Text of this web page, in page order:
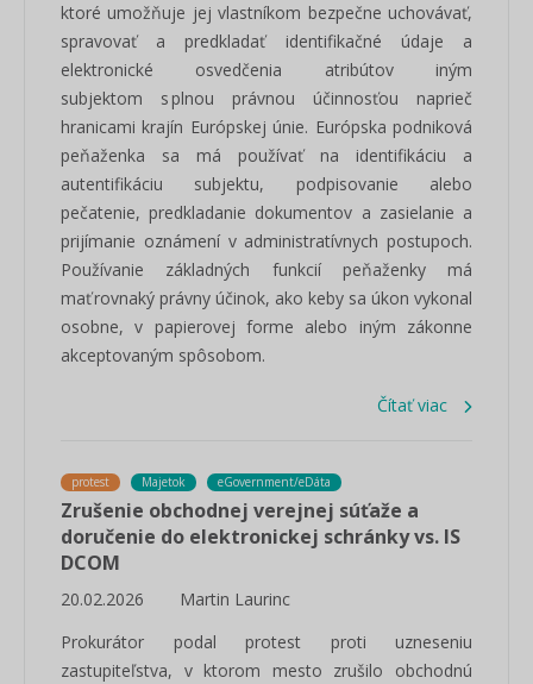
ktoré umožňuje jej vlastníkom bezpečne uchovávať,
spravovať a predkladať identifikačné údaje a
elektronické osvedčenia atribútov iným
subjektom s plnou právnou účinnosťou naprieč
hranicami krajín Európskej únie. Európska podniková
peňaženka sa má používať na identifikáciu a
autentifikáciu subjektu, podpisovanie alebo
pečatenie, predkladanie dokumentov a zasielanie a
prijímanie oznámení v administratívnych postupoch.
Používanie základných funkcií peňaženky má
mať rovnaký právny účinok, ako keby sa úkon vykonal
osobne, v papierovej forme alebo iným zákonne
akceptovaným spôsobom.
Čítať viac
protest Majetok eGovernment/eDáta
Zrušenie obchodnej verejnej súťaže a
doručenie do elektronickej schránky vs. IS
DCOM
20.02.2026
Martin Laurinc
Prokurátor podal protest proti uzneseniu
zastupiteľstva, v ktorom mesto zrušilo obchodnú